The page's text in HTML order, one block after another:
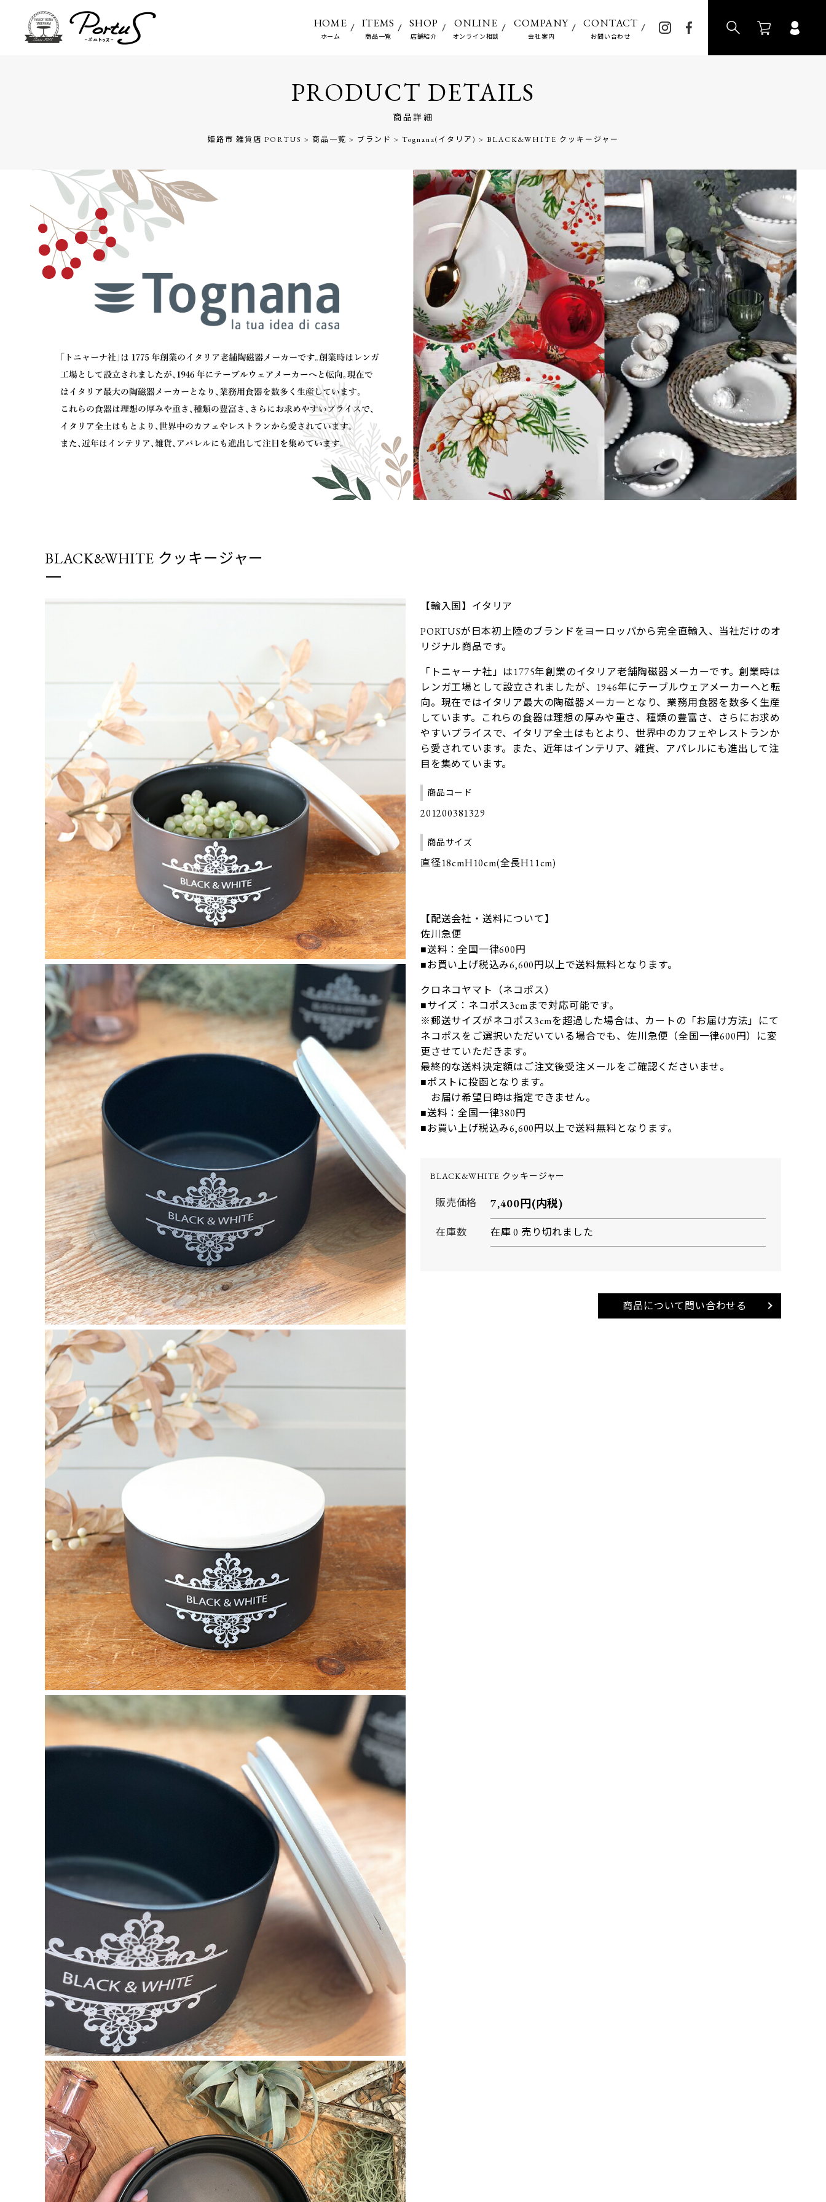
HOME
ホーム
ITEMS
商品一覧
SHOP
店舗紹介
ONLINE
オンライン相談
COMPANY
会社案内
CONTACT
お問い合わせ
PRODUCT DETAILS
商品詳細
姫路市 雑貨店 PORTUS > 商品一覧 > ブランド > Tognana(イタリア) > BLACK&WHITE クッキージャー
BLACK&WHITE クッキージャー
【輸入国】イタリア
PORTUSが日本初上陸のブランドをヨーロッパから完全直輸入、当社だけのオ
リジナル商品です。
「トニャーナ社」は1775年創業のイタリア老舗陶磁器メーカーです。創業時は
レンガ工場として設立されましたが、1946年にテーブルウェアメーカーへと転
向。現在ではイタリア最大の陶磁器メーカーとなり、業務用食器を数多く生産
しています。これらの食器は理想の厚みや重さ、種類の豊富さ、さらにお求め
やすいプライスで、イタリア全土はもとより、世界中のカフェやレストランか
ら愛されています。また、近年はインテリア、雑貨、アパレルにも進出して注
目を集めています。
商品コード
201200381329
商品サイズ
直径18cmH10cm(全長H11cm)
【配送会社・送料について】
佐川急便
■送料：全国一律600円
■お買い上げ税込み6,600円以上で送料無料となります。
クロネコヤマト（ネコポス）
■サイズ：ネコポス3cmまで対応可能です。
※郵送サイズがネコポス3cmを超過した場合は、カートの「お届け方法」にて
ネコポスをご選択いただいている場合でも、佐川急便（全国一律600円）に変
更させていただきます。
最終的な送料決定額はご注文後受注メールをご確認くださいませ。
■ポストに投函となります。
お届け希望日時は指定できません。
■送料：全国一律380円
■お買い上げ税込み6,600円以上で送料無料となります。
BLACK&WHITE クッキージャー
販売価格 7,400円(内税)
在庫数 在庫 0 売り切れました
商品について問い合わせる